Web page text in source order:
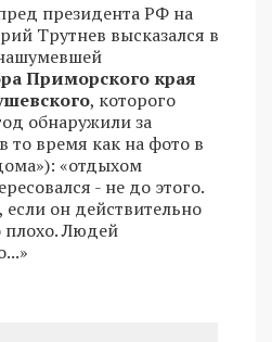
президента РФ на
Трутнев высказался в
Приморского края
, которого
обнаружили за
то время как на фото в
«отдыхом
- не до этого.
он действительно
плохо. Людей